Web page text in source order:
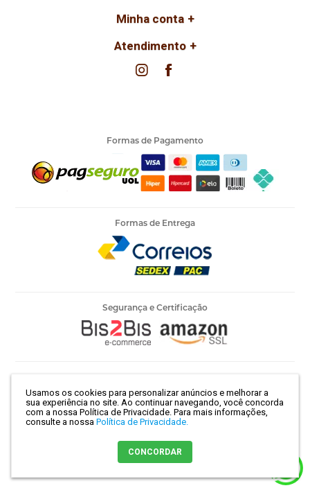
Usamos os cookies para personalizar anúncios e melhorar a
sua experiência no site. Ao continuar navegando, você concorda
com a nossa Política de Privacidade. Para mais informações,
consulte a nossa Política de Privacidade.
CONCORDAR
Minha conta
Atendimento
Formas de Pagamento
Formas de Entrega
Segurança e Certificação
Março, 786 - Centro | São Paulo-SP | CEP 01021-100
com a melhor empresa de e-commerce do
Brasil.